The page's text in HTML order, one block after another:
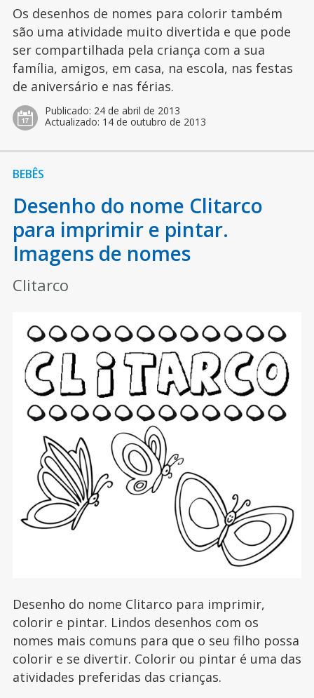
Os desenhos de nomes para colorir também
são uma atividade muito divertida e que pode
ser compartilhada pela criança com a sua
família, amigos, em casa, na escola, nas festas
de aniversário e nas férias.
Publicado: 24 de abril de 2013
Actualizado: 14 de outubro de 2013
BEBÊS
Desenho do nome Clitarco
para imprimir e pintar.
Imagens de nomes
Clitarco
Desenho do nome Clitarco para imprimir,
colorir e pintar. Lindos desenhos com os
nomes mais comuns para que o seu filho possa
colorir e se divertir. Colorir ou pintar é uma das
atividades preferidas das crianças.